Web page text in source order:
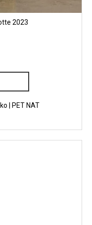
2023
| PET NAT